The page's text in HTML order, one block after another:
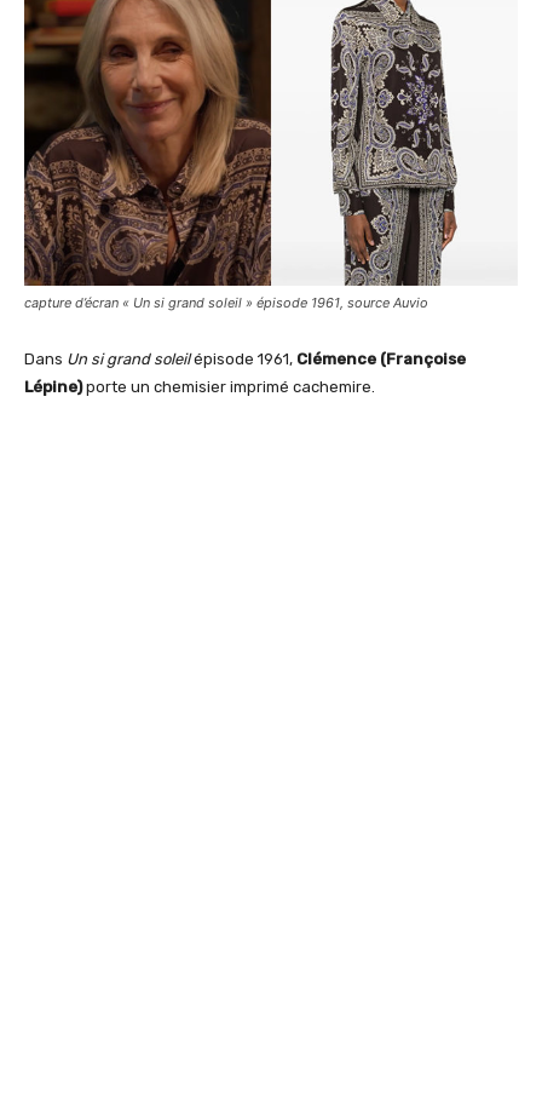
capture d’écran « Un si grand soleil » épisode 1961, source Auvio
Dans Un si grand soleilépisode 1961, Clémence (Françoise
Lépine)porte un chemisier imprimé cachemire.